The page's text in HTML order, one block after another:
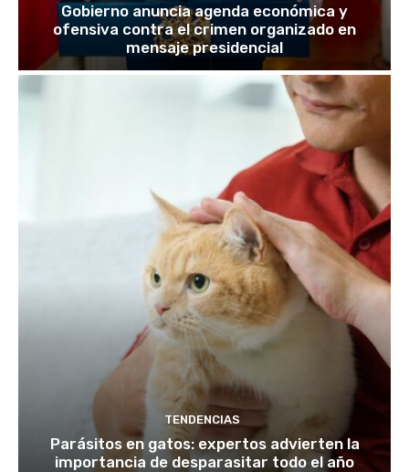
Gobierno anuncia agenda económica y
ofensiva contra el crimen organizado en
mensaje presidencial
TENDENCIAS
Parásitos en gatos: expertos advierten la
importancia de desparasitar todo el año